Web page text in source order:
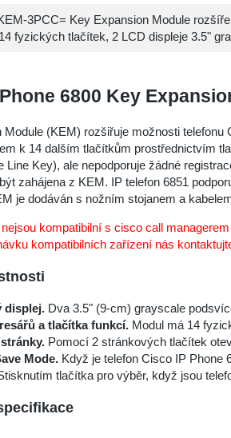
3PCC= Key Expansion Module
fyzických tlačítek, 2 LCD displeje 3.5"
6800 Key
Module (KEM) rozšiřuje možnosti
k 14 dalším tlačítkům prostřednictvím
Line Key), ale nepodporuje žádné
zahájena z KEM. IP telefon 6851
je dodáván s nožním stojanem a
kompatibilní s cisco call
kompatibilních zařízení nás
displej. Dva 3.5" (9-cm) grayscale
a tlačítka funkcí. Modul má 14
Pomocí 2 stránkových tlačítek
Mode. Když je telefon Cisco IP Phone
tlačítka pro výběr, když jsou